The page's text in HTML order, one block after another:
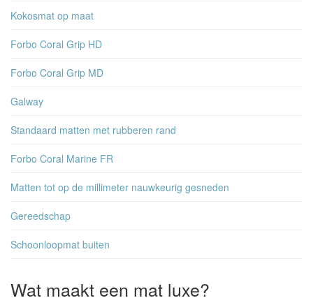
Wat maakt een mat luxe?
Kokosmat op maat
Forbo Coral Grip HD
Forbo Coral Grip MD
Galway
Standaard matten met rubberen rand
Forbo Coral Marine FR
Matten tot op de millimeter nauwkeurig gesneden
Gereedschap
Schoonloopmat buiten